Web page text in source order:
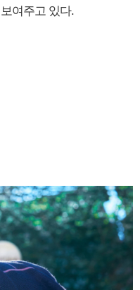
여주고 있다.